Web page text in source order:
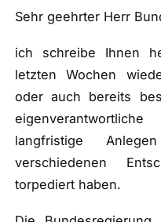
Sehr geehrter Herr
ich schreibe Ihnen
letzten Wochen
oder auch bereits
langfristige
verschiedenen
torpediert haben.